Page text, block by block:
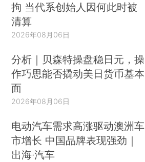
拘 当代系创始人因何此时被
清算
2026年08月06日
分析｜贝森特操盘稳日元，操
作巧思能否撬动美日货币基本
面
2026年08月06日
电动汽车需求高涨驱动澳洲车
市增长 中国品牌表现强劲｜
出海·汽车